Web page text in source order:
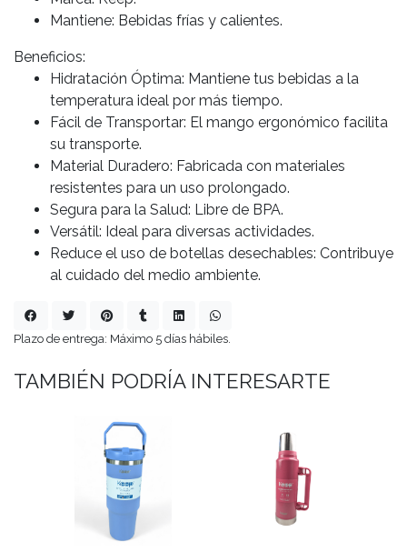
Mantiene: Bebidas frías y calientes.
Beneficios:
Hidratación Óptima: Mantiene tus bebidas a la
temperatura ideal por más tiempo.
Fácil de Transportar: El mango ergonómico facilita
su transporte.
Material Duradero: Fabricada con materiales
resistentes para un uso prolongado.
Segura para la Salud: Libre de BPA.
Versátil: Ideal para diversas actividades.
Reduce el uso de botellas desechables: Contribuye
al cuidado del medio ambiente.
Plazo de entrega: Máximo 5 días hábiles.
TAMBIÉN PODRÍA INTERESARTE